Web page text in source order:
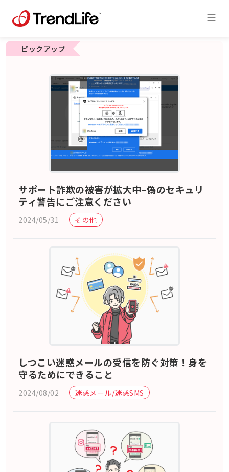
ピックアップ
サポート詐欺の被害が拡大中–偽のセキュリ
ティ警告にご注意ください
2024/05/31 その他
しつこい迷惑メールの受信を防ぐ対策！身を
守るためにできること
2024/08/02 迷惑メール/迷惑SMS